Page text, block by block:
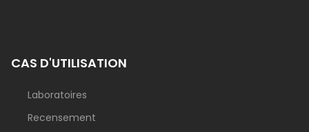
CAS D'UTILISATION
Laboratoires
Recensement